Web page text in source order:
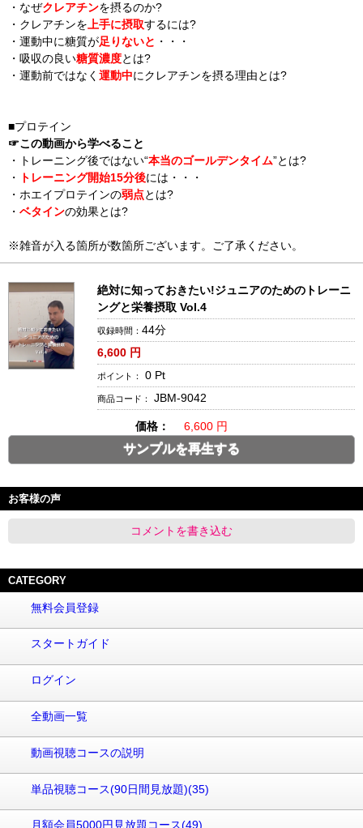
・なぜクレアチンを摂るのか?
・クレアチンを上手に摂取するには?
・運動中に糖質が足りないと ・・・
・吸収の良い糖質濃度とは?
・運動前ではなく 運動中にクレアチンを摂る理由とは?
■プロテイン
☞この動画から学べること
・トレーニング後ではない“本当のゴールデンタイム”とは?
・
トレーニング開始15分後には・・・
・ホエイプロテインの弱点とは?
・ ベタインの効果とは?
※雑音が入る箇所が数箇所ございます。ご了承ください。
絶対に知っておきたい!ジュニアのためのトレーニ
ングと栄養摂取 Vol.4
収録時間： 44分
6,600 円
ポイント： 0 Pt
商品コード： JBM-9042
価格： 6,600 円
サンプルを再生する
お客様の声
コメントを書き込む
CATEGORY
無料会員登録
スタートガイド
ログイン
全動画一覧
動画視聴コースの説明
単品視聴コース(90日間見放題)(35)
月額会員5000円見放題コース(49)